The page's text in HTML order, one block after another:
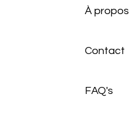
À propos
Contact
FAQ's